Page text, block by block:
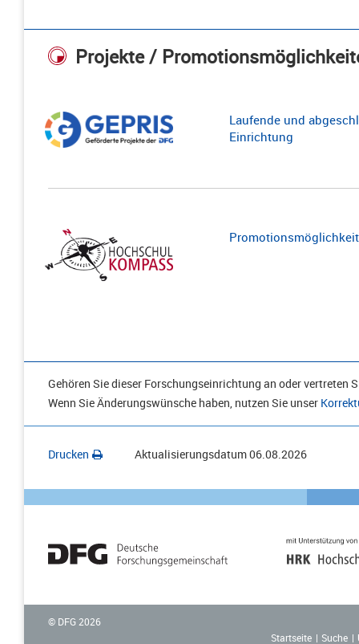
Projekte /
Laufende und
Einrichtung
Gehören Sie dieser Forschungseinrichtung an oder vertreten
Wenn Sie Änderungswünsche haben, nutzen Sie unser
Drucken Aktualisierungsdatum06.08.2026
© DFG 2026
Startseite
Suche